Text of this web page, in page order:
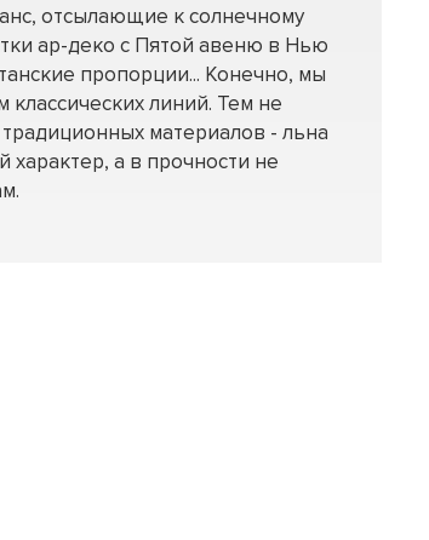
отсылающие к солнечному
ар-деко с Пятой авеню в Нью
пропорции... Конечно, мы
линий. Тем не
материалов - льна
а в прочности не